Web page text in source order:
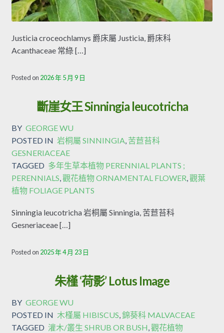
Justicia croceochlamys 爵床屬 Justicia, 爵床科
Acanthaceae 常綠 […]
Posted on 2026 年 5 月 9 日
斷崖女王 Sinningia leucotricha
BY GEORGE WU
POSTED IN 岩桐屬 SINNINGIA 苦苣苔科
GESNERIACEAE
TAGGED 多年生草本植物 PERENNIAL PLANTS ;
PERENNIALS 觀花植物 ORNAMENTAL FLOWER 觀葉
植物 FOLIAGE PLANTS
Sinningia leucotricha 岩桐屬 Sinningia, 苦苣苔科
Gesneriaceae […]
Posted on 2025 年 4 月 23 日
朱槿 ‘荷影’ Lotus Image
BY GEORGE WU
POSTED IN 木槿屬 HIBISCUS ,錦葵科 MALVACEAE
TAGGED 灌木/叢生 SHRUB OR BUSH ,觀花植物